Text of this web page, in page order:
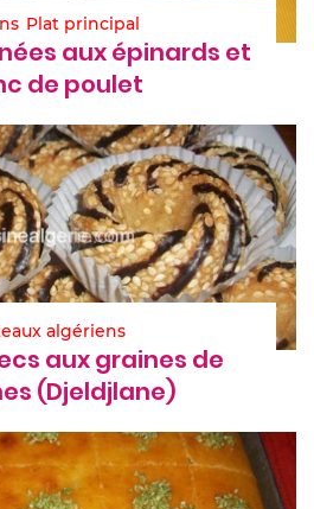
Plat principal
aux épinards et
de poulet
algériens
aux graines de
(Djeldjlane)